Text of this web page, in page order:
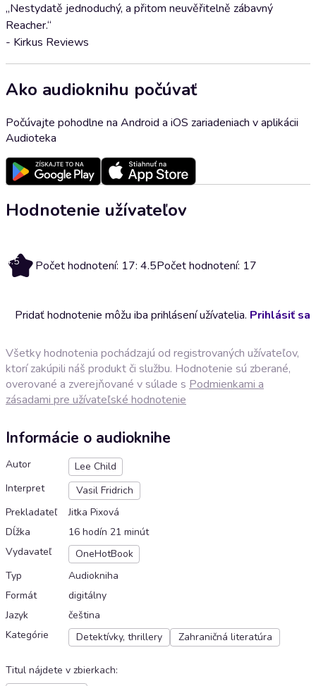
„Nestydatě jednoduchý, a přitom neuvěřitelně zábavný
Reacher.“
- Kirkus Reviews
Ako audioknihu počúvať
Počúvajte pohodlne na Android a iOS zariadeniach v aplikácii
Audioteka
Hodnotenie užívateľov
4.5 Počet hodnotení: 17: 4.5Počet hodnotení: 17
Pridať hodnotenie môžu iba prihlásení užívatelia. Prihlásiť sa
Všetky hodnotenia pochádzajú od registrovaných užívateľov,
ktorí zakúpili náš produkt či službu. Hodnotenie sú zberané,
overované a zverejňované v súlade s Podmienkami a
zásadami pre užívateľské hodnotenie
Informácie o audioknihe
Autor
Lee Child
Interpret
Vasil Fridrich
Prekladateľ
Jitka Pixová
Dĺžka
16 hodín 21 minút
Vydavateľ
OneHotBook
Typ
Audiokniha
Formát
digitálny
Jazyk
čeština
Kategórie
Detektívky, thrillery Zahraničná literatúra
Titul nájdete v zbierkach: